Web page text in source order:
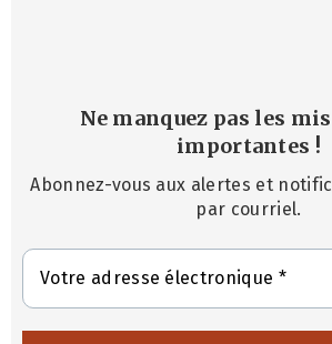
Ne manquez pas les
importantes !
Abonnez-vous aux alertes et
par courriel.